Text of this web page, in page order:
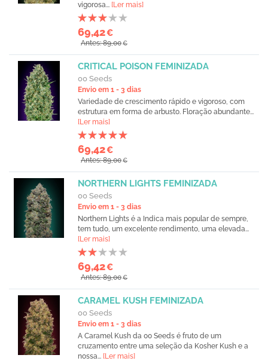
vigorosa... [Ler mais]
69,42€
Antes: 89,00€
CRITICAL POISON FEMINIZADA
00 Seeds
Envio em 1 - 3 dias
Variedade de crescimento rápido e vigoroso, com
estrutura em forma de arbusto. Floração abundante...
[Ler mais]
69,42€
Antes: 89,00€
NORTHERN LIGHTS FEMINIZADA
00 Seeds
Envio em 1 - 3 dias
Northern Lights é a Indica mais popular de sempre,
tem tudo, um excelente rendimento, uma elevada...
[Ler mais]
69,42€
Antes: 89,00€
CARAMEL KUSH FEMINIZADA
00 Seeds
Envio em 1 - 3 dias
A Caramel Kush da 00 Seeds é fruto de um
cruzamento entre uma seleção da Kosher Kush e a
nossa... [Ler mais]